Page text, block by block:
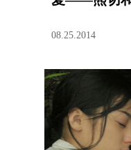
08.25.2014